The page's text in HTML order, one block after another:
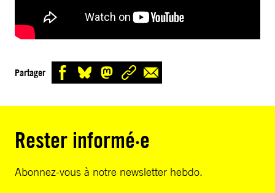
Partager
Rester informé·e
Abonnez-vous à notre newsletter hebdo.